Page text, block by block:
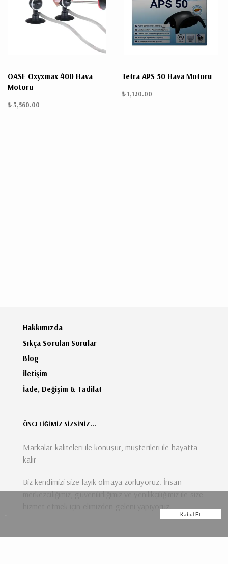
. Kabul Et
OASE Oxyxmax 400 Hava
Motoru
₺ 3,560.00
Tetra APS 50 Hava Motoru
₺ 1,120.00
Hakkımızda
Sıkça Sorulan Sorular
Blog
İletişim
İade, Değişim & Tadilat
ÖNCELİĞİMİZ SİZSİNİZ...
Markalar kaliteleri ile konuşur, müşterileri ile hayatta
kalır
Biz kendimizi size layık olmaya zorluyoruz. İnsan
merkezciliğimiz, güvenilirliğimiz ve yenilikçiliğimiz ile size
hizmet etmek için elimizden geleni yapıyoruz.